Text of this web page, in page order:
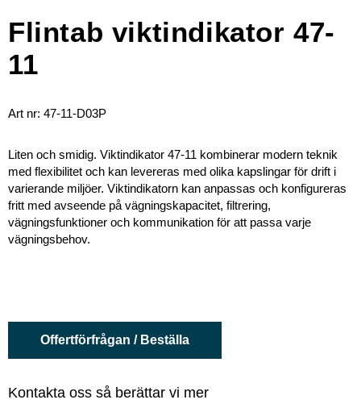
Flintab viktindikator 47-
11
Art nr: 47-11-D03P
Liten och smidig. Viktindikator 47-11 kombinerar modern teknik
med flexibilitet och kan levereras med olika kapslingar för drift i
varierande miljöer. Viktindikatorn kan anpassas och konfigureras
fritt med avseende på vägningskapacitet, filtrering,
vägningsfunktioner och kommunikation för att passa varje
vägningsbehov.
Offertförfrågan / Beställa
Kontakta oss så berättar vi mer